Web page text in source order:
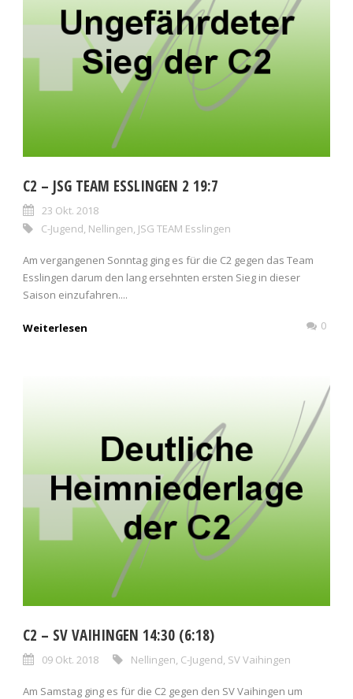
C2 – JSG TEAM ESSLINGEN 2 19:7
23 Okt. 2018
C-Jugend Nellingen JSG TEAM Esslingen
Am vergangenen Sonntag ging es für die C2 gegen das Team
Esslingen darum den lang ersehnten ersten Sieg in dieser
Saison einzufahren....
Weiterlesen 0
C2 – SV VAIHINGEN 14:30 (6:18)
09 Okt. 2018 Nellingen, C-Jugend, SV Vaihingen
Am Samstag ging es für die C2 gegen den SV Vaihingen um